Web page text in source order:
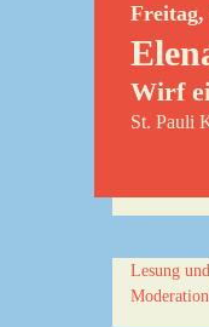
Freitag,
Wirf
St. Pauli
Lesung